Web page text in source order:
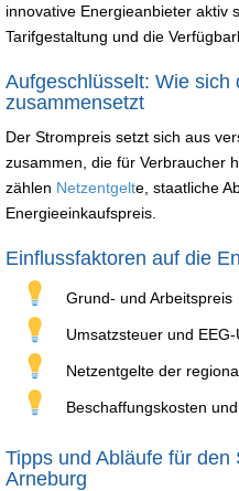
innovative Energieanbieter aktiv
Tarifgestaltung und die
Aufgeschlüsselt: Wie sich
zusammensetzt
Der Strompreis setzt sich aus
zusammen, die für Verbraucher
zählen Netzentgelte, staatliche
Energieeinkaufspreis.
Einflussfaktoren auf die
Grund- und Arbeitspreis
Umsatzsteuer und
Netzentgelte der
Beschaffungskosten
Tipps und Abläufe für
Arneburg